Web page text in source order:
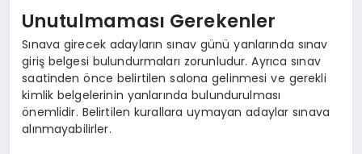
Unutulmaması Gerekenler
Sınava girecek adayların sınav günü yanlarında sınav
giriş belgesi bulundurmaları zorunludur. Ayrıca sınav
saatinden önce belirtilen salona gelinmesi ve gerekli
kimlik belgelerinin yanlarında bulundurulması
önemlidir. Belirtilen kurallara uymayan adaylar sınava
alınmayabilirler.